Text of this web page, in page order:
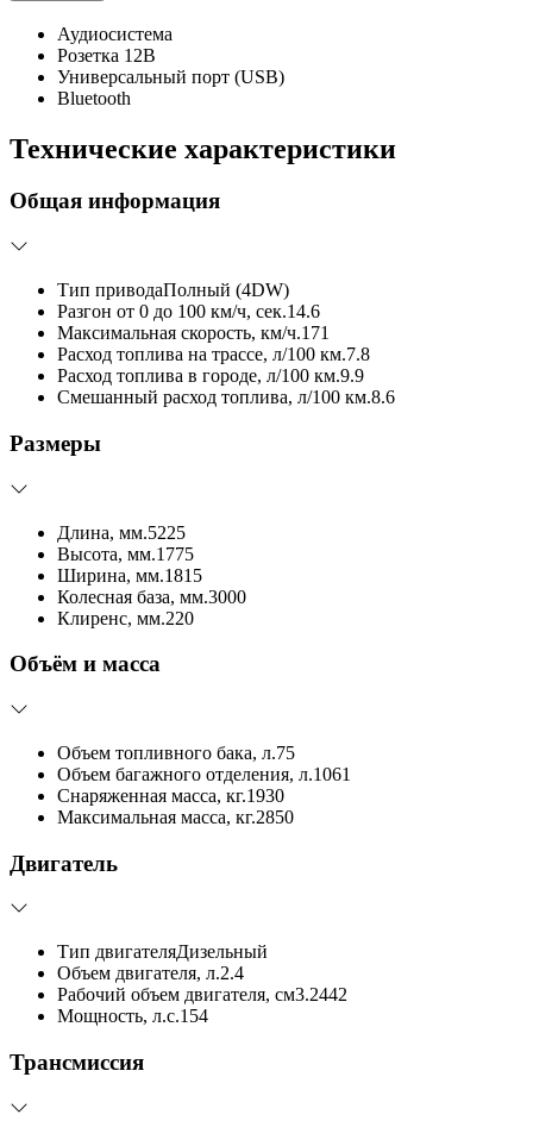
Аудиосистема
Розетка 12В
Универсальный порт (USB)
Bluetooth
Технические характеристики
Общая информация
Тип приводаПолный (4DW)
Разгон от 0 до 100 км/ч, сек.14.6
Максимальная скорость, км/ч.171
Расход топлива на трассе, л/100 км.7.8
Расход топлива в городе, л/100 км.9.9
Смешанный расход топлива, л/100 км.8.6
Размеры
Длина, мм.5225
Высота, мм.1775
Ширина, мм.1815
Колесная база, мм.3000
Клиренс, мм.220
Объём и масса
Объем топливного бака, л.75
Объем багажного отделения, л.1061
Снаряженная масса, кг.1930
Максимальная масса, кг.2850
Двигатель
Тип двигателяДизельный
Объем двигателя, л.2.4
Рабочий объем двигателя, см3.2442
Мощность, л.с.154
Трансмиссия